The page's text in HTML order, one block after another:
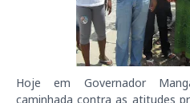
Hoje em Governador
caminhada contra as atitudes